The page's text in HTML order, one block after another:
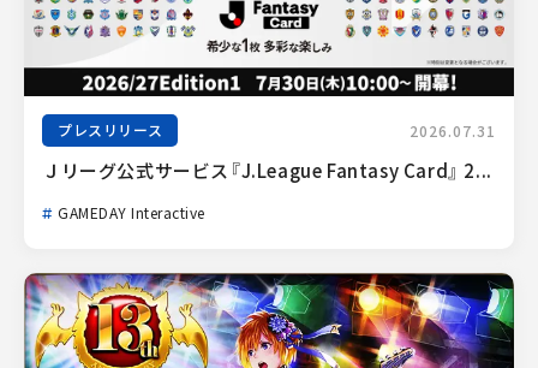
プレスリリース 2026.07.31
Ｊリーグ公式サービス『J.League Fantasy Card』 2...
GAMEDAY Interactive